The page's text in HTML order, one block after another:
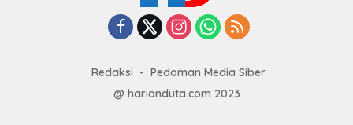
Redaksi
Pedoman Media Siber
@ harianduta.com 2023